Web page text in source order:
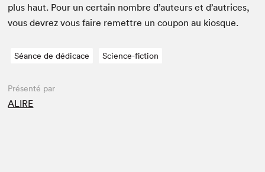
plus haut. Pour un cer­tain nom­bre d’auteurs et d’autrices,
vous devrez vous faire remet­tre un coupon au kiosque.
Séance de dédicace Science-fiction
Présenté par
ALIRE